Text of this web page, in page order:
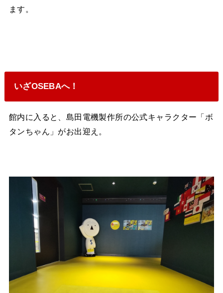
ます。
いざOSEBAへ！
館内に入ると、島田電機製作所の公式キャラクター「ボ
タンちゃん」がお出迎え。